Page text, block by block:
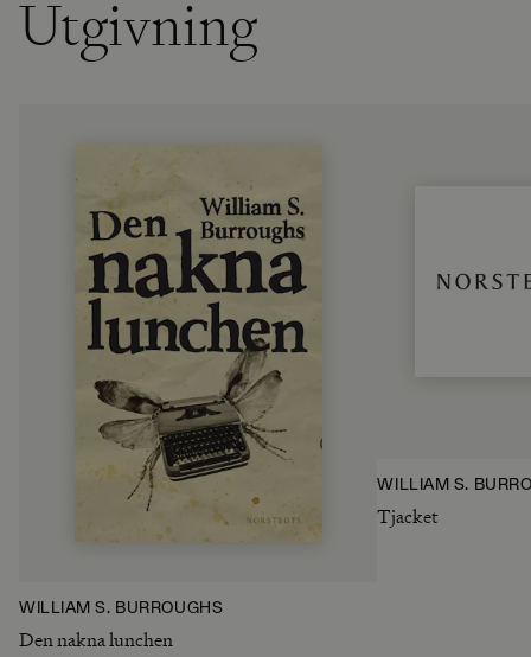
Utgivning
WILLIAM S. BURROUGHS
Den nakna lunchen
WILLIAM S.
Tjacket